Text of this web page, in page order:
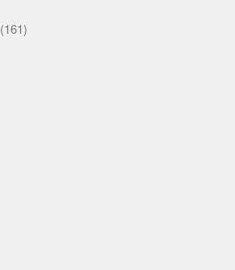
(161)